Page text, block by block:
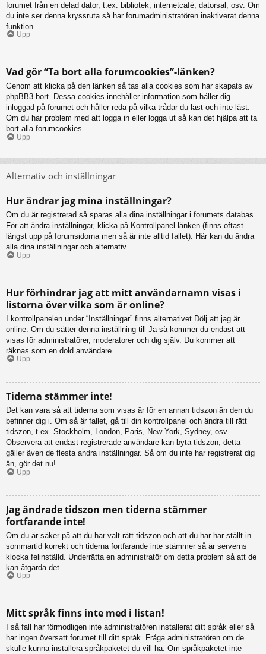
forumet från en delad dator, t.ex. bibliotek, internetcafé, datorsal, osv. Om
du inte ser denna kryssruta så har forumadministratören inaktiverat denna
funktion.
Upp
Vad gör “Ta bort alla forumcookies”-länken?
Genom att klicka på den länken så tas alla cookies som har skapats av
phpBB3 bort. Dessa cookies innehåller information som håller dig
inloggad på forumet och håller reda på vilka trådar du läst och inte läst.
Om du har problem med att logga in eller logga ut så kan det hjälpa att ta
bort alla forumcookies.
Upp
Alternativ och inställningar
Hur ändrar jag mina inställningar?
Om du är registrerad så sparas alla dina inställningar i forumets databas.
För att ändra inställningar, klicka på Kontrollpanel-länken (finns oftast
längst upp på forumsidorna men så är inte alltid fallet). Här kan du ändra
alla dina inställningar och alternativ.
Upp
Hur förhindrar jag att mitt användarnamn visas i
listorna över vilka som är online?
I kontrollpanelen under “Inställningar” finns alternativet Dölj att jag är
online. Om du sätter denna inställning till Ja så kommer du endast att
visas för administratörer, moderatorer och dig själv. Du kommer att
räknas som en dold användare.
Upp
Tiderna stämmer inte!
Det kan vara så att tiderna som visas är för en annan tidszon än den du
befinner dig i. Om så är fallet, gå till din kontrollpanel och ändra till rätt
tidszon, t.ex. Stockholm, London, Paris, New York, Sydney, osv.
Observera att endast registrerade användare kan byta tidszon, detta
gäller även de flesta andra inställningar. Så om du inte har registrerat dig
än, gör det nu!
Upp
Jag ändrade tidszon men tiderna stämmer
fortfarande inte!
Om du är säker på att du har valt rätt tidszon och att du har har ställt in
sommartid korrekt och tiderna fortfarande inte stämmer så är serverns
klocka felinställd. Underrätta en administratör om detta problem så att de
kan åtgärda det.
Upp
Mitt språk finns inte med i listan!
I så fall har förmodligen inte administratören installerat ditt språk eller så
har ingen översatt forumet till ditt språk. Fråga administratören om de
skulle kunna installera språkpaketet du vill ha. Om språkpaketet inte